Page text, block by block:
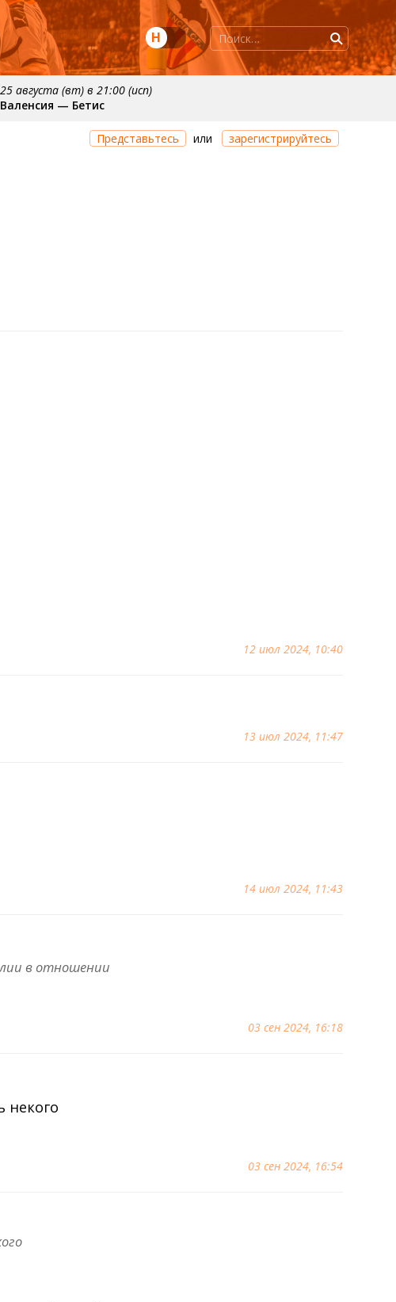
Н
25 августа (вт) в 21:00 (исп)
Валенсия — Бетис
примерно 20 сентября
Валенсия — Реал Сосьедад
Представьтесь или зарегистрируйтесь
12 июл 2024, 10:40
13 июл 2024, 11:47
14 июл 2024, 11:43
03 сен 2024, 16:18
в отношении
03 сен 2024, 16:54
некого